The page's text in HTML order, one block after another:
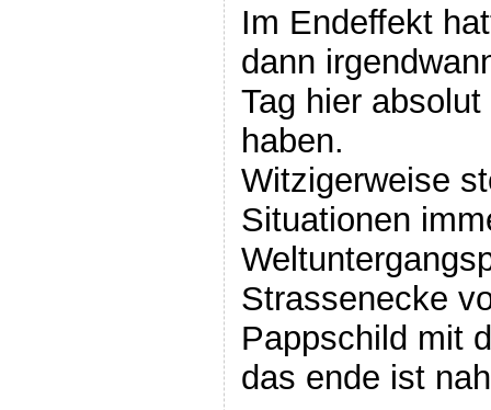
Im Endeffekt
dann
Tag hier
haben.
Witzigerweise
Situationen
Strassenecke
Pappschild mit
das ende ist